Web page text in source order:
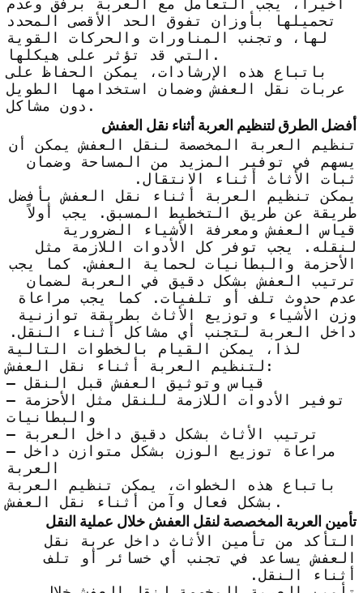
أخيراً، يجب التعامل مع العربة برفق وعدم
تحميلها بأوزان تفوق الحد الأقصى المحدد
لها، وتجنب المناورات والحركات القوية
التي قد تؤثر على هيكلها.
باتباع هذه الإرشادات، يمكن الحفاظ على
عربات نقل العفش وضمان استخدامها الطويل
دون مشاكل.
أفضل الطرق لتنظيم العربة أثناء نقل العفش
تنظيم العربة المخصصة لنقل العفش يمكن أن
يسهم في توفير المزيد من المساحة وضمان
ثبات الأثاث أثناء الانتقال.
يمكن تنظيم العربة أثناء نقل العفش بأفضل
طريقة عن طريق التخطيط المسبق. يجب أولاً
قياس العفش ومعرفة الأشياء الضرورية
لنقله. يجب توفر كل الأدوات اللازمة مثل
الأحزمة والبطانيات لحماية العفش. كما يجب
ترتيب العفش بشكل دقيق في العربة لضمان
عدم حدوث تلف أو تلفيات. كما يجب مراعاة
وزن الأشياء وتوزيع الأثاث بطريقة توازنية
داخل العربة لتجنب أي مشاكل أثناء النقل.
لذا، يمكن القيام بالخطوات التالية
لتنظيم العربة أثناء نقل العفش:
– قياس وتوثيق العفش قبل النقل
– توفير الأدوات اللازمة للنقل مثل الأحزمة
والبطانيات
– ترتيب الأثاث بشكل دقيق داخل العربة
– مراعاة توزيع الوزن بشكل متوازن داخل
العربة
باتباع هذه الخطوات، يمكن تنظيم العربة
بشكل فعال وآمن أثناء نقل العفش.
تأمين العربة المخصصة لنقل العفش خلال عملية النقل
التأكد من تأمين الأثاث داخل عربة نقل
العفش يساعد في تجنب أي خسائر أو تلف
أثناء النقل.